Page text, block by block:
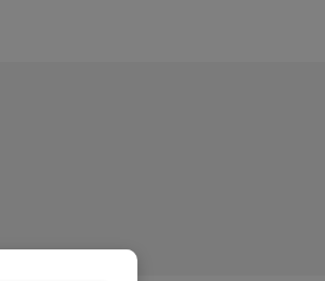
価格：ログイン後表示